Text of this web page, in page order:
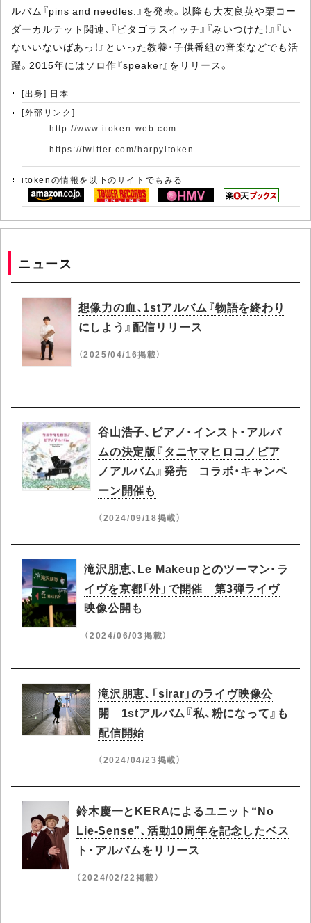
ルバム『pins and needles.』を発表。以降も大友良英や栗コー
ダーカルテット関連、『ピタゴラスイッチ』『みいつけた！』『い
ないいないばあっ！』といった教養・子供番組の音楽などでも活
躍。2015年にはソロ作『speaker』をリリース。
[出身] 日本
[外部リンク]
http://www.itoken-web.com
https://twitter.com/harpyitoken
itokenの情報を以下のサイトでもみる
ニュース
想像力の血、1stアルバム『物語を終わり
にしよう』配信リリース
（2025/04/16掲載）
谷山浩子、ピアノ・インスト・アルバ
ムの決定版『タニヤマヒロコノピア
ノアルバム』発売 コラボ・キャンペ
ーン開催も
（2024/09/18掲載）
滝沢朋恵、Le Makeupとのツーマン・ラ
イヴを京都「外」で開催 第3弾ライヴ
映像公開も
（2024/06/03掲載）
滝沢朋恵、「sirar」のライヴ映像公
開 1stアルバム『私、粉になって』も
配信開始
（2024/04/23掲載）
鈴木慶一とKERAによるユニット“No
Lie-Sense”、活動10周年を記念したベス
ト・アルバムをリリース
（2024/02/22掲載）